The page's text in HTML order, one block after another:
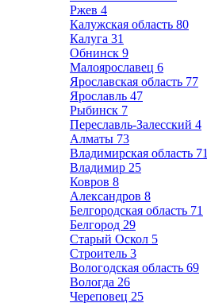
Ржев 4
Калужская область 80
Калуга 31
Обнинск 9
Малоярославец 6
Ярославская область 77
Ярославль 47
Рыбинск 7
Переславль-Залесский 4
Алматы 73
Владимирская область 71
Владимир 25
Ковров 8
Александров 8
Белгородская область 71
Белгород 29
Старый Оскол 5
Строитель 3
Вологодская область 69
Вологда 26
Череповец 25